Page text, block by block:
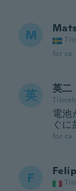
M
for ca.
英 英二
電池
ぐに
for ca.
F